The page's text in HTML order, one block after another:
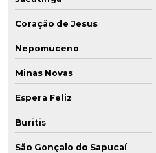
Coração de Jesus
Nepomuceno
Minas Novas
Espera Feliz
Buritis
São Gonçalo do Sapucaí